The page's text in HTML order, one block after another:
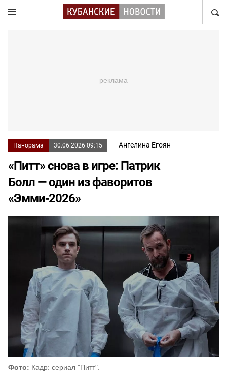
Панорама 30.06.2026 09:15 Ангелина Егоян
«Питт» снова в игре: Патрик
Болл — один из фаворитов
«Эмми‑2026»
Фото: Кадр: сериал "Питт".